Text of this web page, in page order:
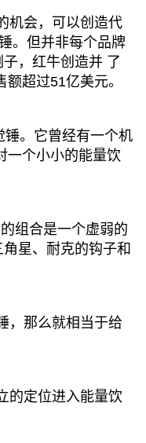
机会，可以创造代
。但并非每个品牌
，红牛创造并 了
超过51亿美元。
。它曾经有一个机
一个小小的能量饮
组合是一个虚弱的
星、耐克的钩子和
，那么就相当于给
的定位进入能量饮